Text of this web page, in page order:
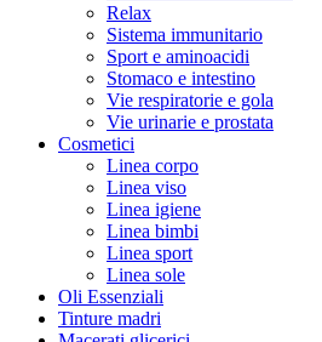
Relax
Sistema immunitario
Sport e aminoacidi
Stomaco e intestino
Vie respiratorie e gola
Vie urinarie e prostata
Cosmetici
Linea corpo
Linea viso
Linea igiene
Linea bimbi
Linea sport
Linea sole
Oli Essenziali
Tinture madri